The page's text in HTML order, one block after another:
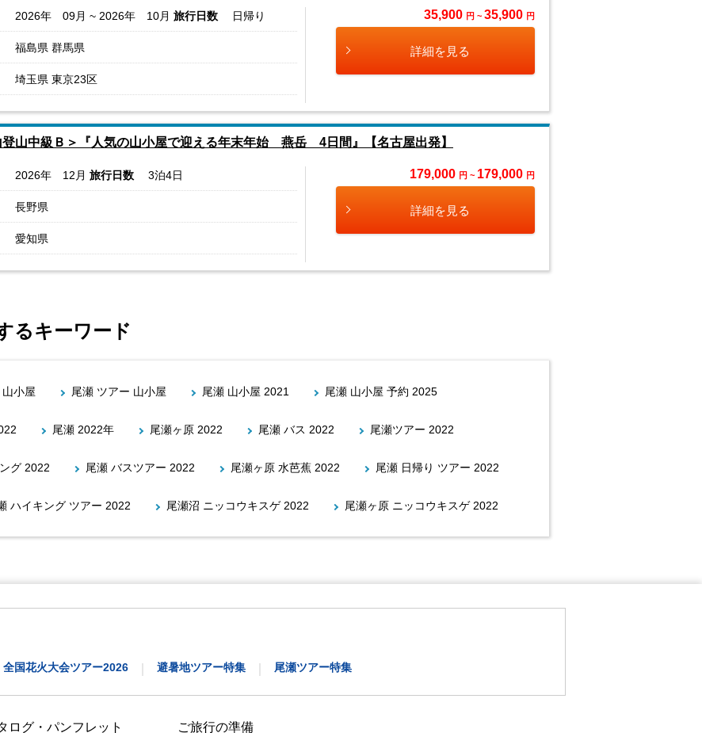
2026年 09月 ~ 2026年 10月 旅行日数 日帰り
福島県 群馬県
埼玉県 東京23区
35,900 円 ~ 35,900 円
詳細を見る
登山中級Ｂ＞『人気の山小屋で迎える年末年始 燕岳 4日間』【名古屋出発】
2026年 12月 旅行日数 3泊4日
長野県
愛知県
179,000 円 ~ 179,000 円
詳細を見る
るキーワード
山小屋 尾瀬 ツアー 山小屋 尾瀬 山小屋 2021 尾瀬 山小屋 予約 2025
尾瀬 2022年 尾瀬ヶ原 2022 尾瀬 バス 2022 尾瀬ツアー 2022
グ 2022 尾瀬 バスツアー 2022 尾瀬ヶ原 水芭蕉 2022 尾瀬 日帰り ツアー 2022
ハイキング ツアー 2022 尾瀬沼 ニッコウキスゲ 2022 尾瀬ヶ原 ニッコウキスゲ 2022
全国花火大会ツアー2026 避暑地ツアー特集 尾瀬ツアー特集
ログ・パンフレット ご旅行の準備